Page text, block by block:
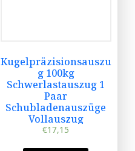
Kugelpräzisionsauszu
g 100kg
Schwerlastauszug 1
Paar
Schubladenauszüge
Vollauszug
€17,15